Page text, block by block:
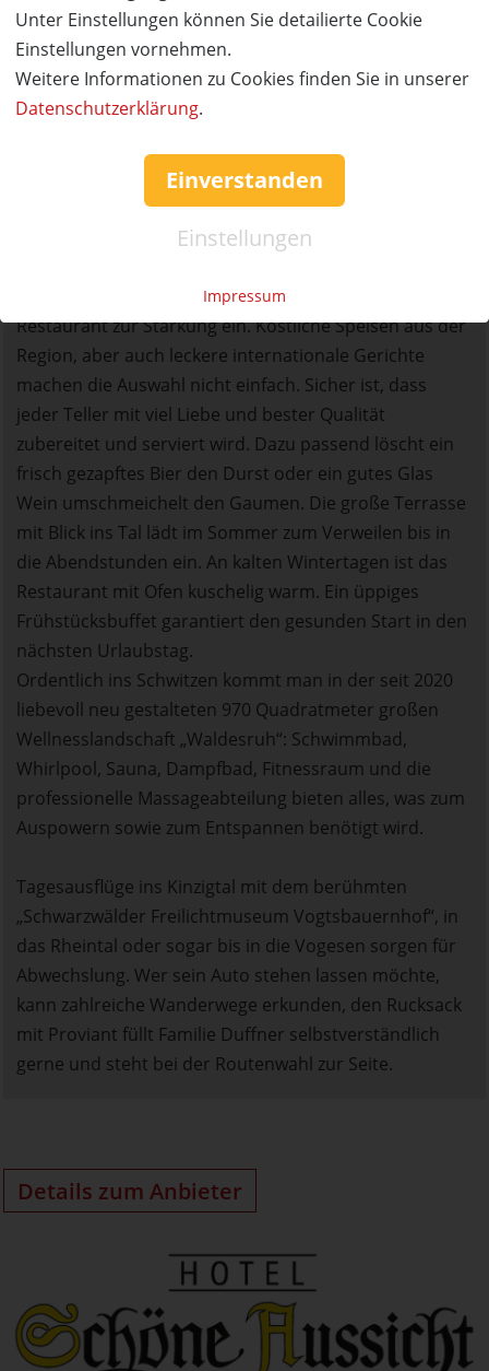
Unter Einstellungen können Sie detailierte Cookie
Einstellungen vornehmen.
Weitere Informationen zu Cookies finden Sie in unserer
Datenschutzerklärung.
Einverstanden
Einstellungen
Impressum
und bot erste Gästezimmer an. Mitte der 1980er Jahre
kam ein Schwimmbad mit Sauna hinzu. Zur
Jahrtausendwende entstand das Gästehaus mit
weiteren Zimmern. Bereits damals stand fest, dass Axel
den Familienbetrieb übernehmen und somit die
traditionelle Gastfreundschaft fortführen wird. Heute
hat das Hotel 98 Betten und fast 40 Angestellte, die sich
um das Wohl der Gäste kümmern.
Spätestens nach der ersten Wanderung lädt das
Restaurant zur Stärkung ein. Köstliche Speisen aus der
Region, aber auch leckere internationale Gerichte
machen die Auswahl nicht einfach. Sicher ist, dass
jeder Teller mit viel Liebe und bester Qualität
zubereitet und serviert wird. Dazu passend löscht ein
frisch gezapftes Bier den Durst oder ein gutes Glas
Wein umschmeichelt den Gaumen. Die große Terrasse
mit Blick ins Tal lädt im Sommer zum Verweilen bis in
die Abendstunden ein. An kalten Wintertagen ist das
Restaurant mit Ofen kuschelig warm. Ein üppiges
Frühstücksbuffet garantiert den gesunden Start in den
nächsten Urlaubstag.
Ordentlich ins Schwitzen kommt man in der seit 2020
liebevoll neu gestalteten 970 Quadratmeter großen
Wellnesslandschaft „Waldesruh“: Schwimmbad,
Whirlpool, Sauna, Dampfbad, Fitnessraum und die
professionelle Massageabteilung bieten alles, was zum
Auspowern sowie zum Entspannen benötigt wird.
Tagesausflüge ins Kinzigtal mit dem berühmten
„Schwarzwälder Freilichtmuseum Vogtsbauernhof“, in
das Rheintal oder sogar bis in die Vogesen sorgen für
Abwechslung. Wer sein Auto stehen lassen möchte,
kann zahlreiche Wanderwege erkunden, den Rucksack
mit Proviant füllt Familie Duffner selbstverständlich
gerne und steht bei der Routenwahl zur Seite.
Details zum Anbieter